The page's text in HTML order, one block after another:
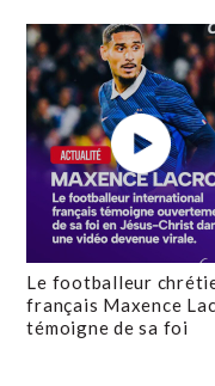
Le footballeur
français Maxence
témoigne de sa foi